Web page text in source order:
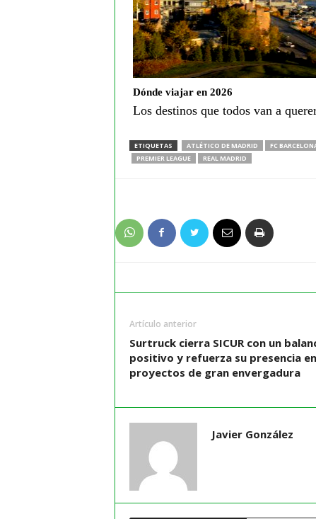
Dónde viajar en 2026
Los destinos que todos van a
ETIQUETAS ATLÉTICO DE MADRID FC
PREMIER LEAGUE
REAL MADRID
Artículo anterior
Surtruck cierra SICUR con un
positivo y refuerza su presencia en
proyectos de gran envergadura
Javier González